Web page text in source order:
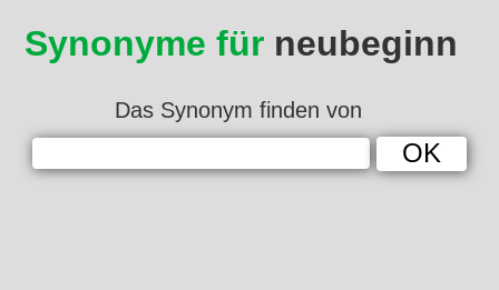
Synonyme für neubeginn
Das Synonym finden von